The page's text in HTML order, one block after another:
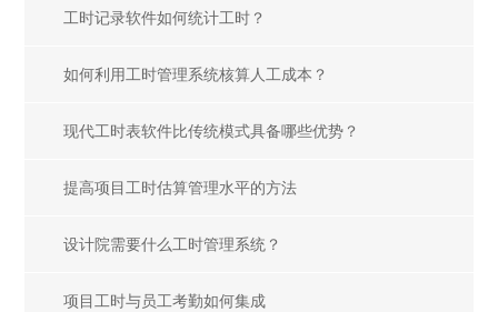
工时记录软件如何统计工时？
如何利用工时管理系统核算人工成本？
现代工时表软件比传统模式具备哪些优势？
提高项目工时估算管理水平的方法
设计院需要什么工时管理系统？
项目工时与员工考勤如何集成